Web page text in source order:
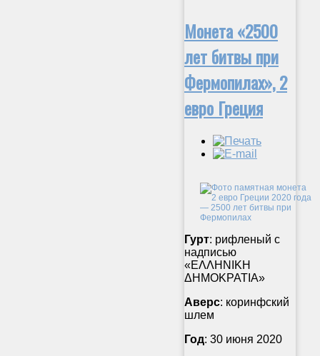
Монета «2500
лет битвы при
Фермопилах», 2
евро Греция
Гурт: рифленый с
надписью
«ΕΛΛΗΝΙΚΗ
ΔΗΜΟΚΡΑΤΙΑ»
Аверс: коринфский
шлем
Год: 30 июня 2020